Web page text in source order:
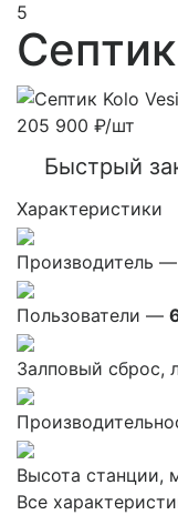
5
205 900 ₽/шт
Быстрый
Характеристики
Производитель —
Пользователи —
Залповый сброс,
Высота
Все